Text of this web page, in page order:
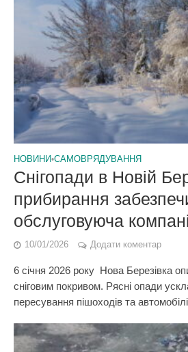
НОВИНИ•САМОВРЯДУВАННЯ
Снігопади в Новій
прибирання
обслуговуюча
10/01/2026 Додати коментар
6 січня 2026 року Нова Березівка
сніговим покривом. Рясні опади
пересування пішоходів та